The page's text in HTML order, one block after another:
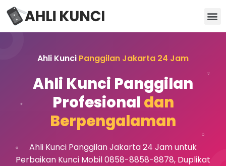
Ahli Kunci Panggilan Jakarta 24 Jam
Ahli Kunci Panggilan
Profesional dan
Berpengalaman
Ahli Kunci Panggilan Jakarta 24 Jam untuk
Perbaikan Kunci Mobil 0858-8858-8878, Duplikat